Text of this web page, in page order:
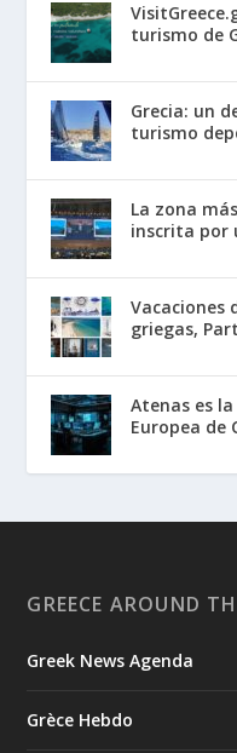
turismo de
Grecia: un
turismo
La zona
inscrita por
Vacaciones
griegas,
Atenas es
Europea de
GREECE AROUND
Greek News Agenda
Grèce Hebdo